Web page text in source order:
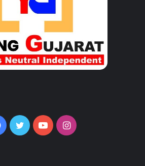
Facebook
TwitterYouTubeInstagram